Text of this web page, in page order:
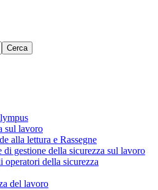
Cerca
sul lavoro
alla lettura e Rassegne
gestione della sicurezza sul lavoro
operatori della sicurezza
del lavoro